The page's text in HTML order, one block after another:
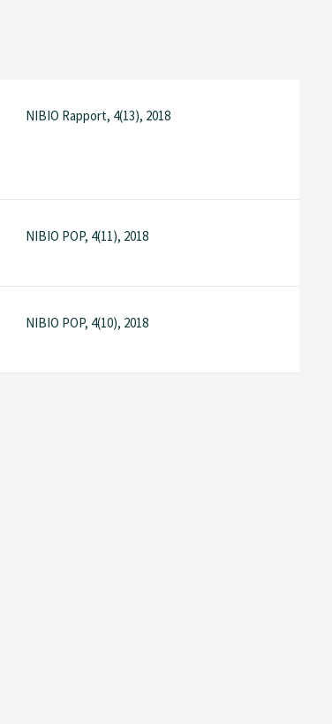
NIBIO Rapport, 4(13), 2018
NIBIO POP, 4(11), 2018
NIBIO POP, 4(10), 2018